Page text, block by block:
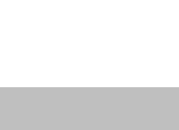
বরিশালে কুকুর সামনে চলে